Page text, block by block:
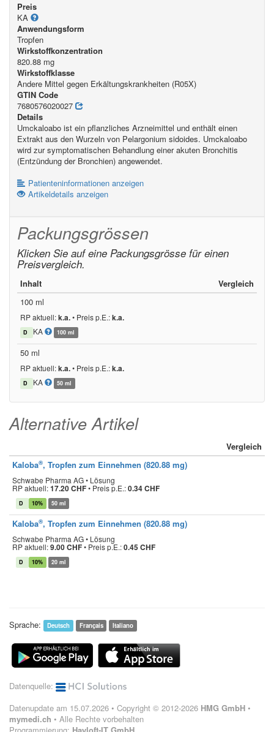
Preis
KA
Anwendungsform
Tropfen
Wirkstoffkonzentration
820.88 mg
Wirkstoffklasse
Andere Mittel gegen Erkältungskrankheiten (R05X)
GTIN Code
7680576020027
Details
Umckaloabo ist ein pflanzliches Arzneimittel und enthält einen
Extrakt aus den Wurzeln von Pelargonium sidoides. Umckaloabo
wird zur symptomatischen Behandlung einer akuten Bronchitis
(Entzündung der Bronchien) angewendet.
Patienteninformationen anzeigen
Artikeldetails anzeigen
Packungsgrössen
Klicken Sie auf eine Packungsgrösse für einen
Preisvergleich.
Inhalt
Vergleich
100 ml
RP aktuell:k.a.• Preis p.E.:k.a.
D KA 100 ml
50 ml
RP aktuell:k.a.• Preis p.E.:k.a.
D KA 50 ml
Alternative Artikel
Vergleich
Kaloba®, Tropfen zum Einnehmen (820.88 mg)
Schwabe Pharma AG • Lösung
RP aktuell:17.20 CHF• Preis p.E.:0.34 CHF
D 10% 50 ml
Kaloba®, Tropfen zum Einnehmen (820.88 mg)
Schwabe Pharma AG • Lösung
RP aktuell:9.00 CHF• Preis p.E.:0.45 CHF
D 10% 20 ml
Sprache: Deutsch Français Italiano
Datenquelle:
Datenupdate am 15.07.2026 • Copyright © 2012-2026 HMG GmbH •
mymedi.ch • Alle Rechte vorbehalten